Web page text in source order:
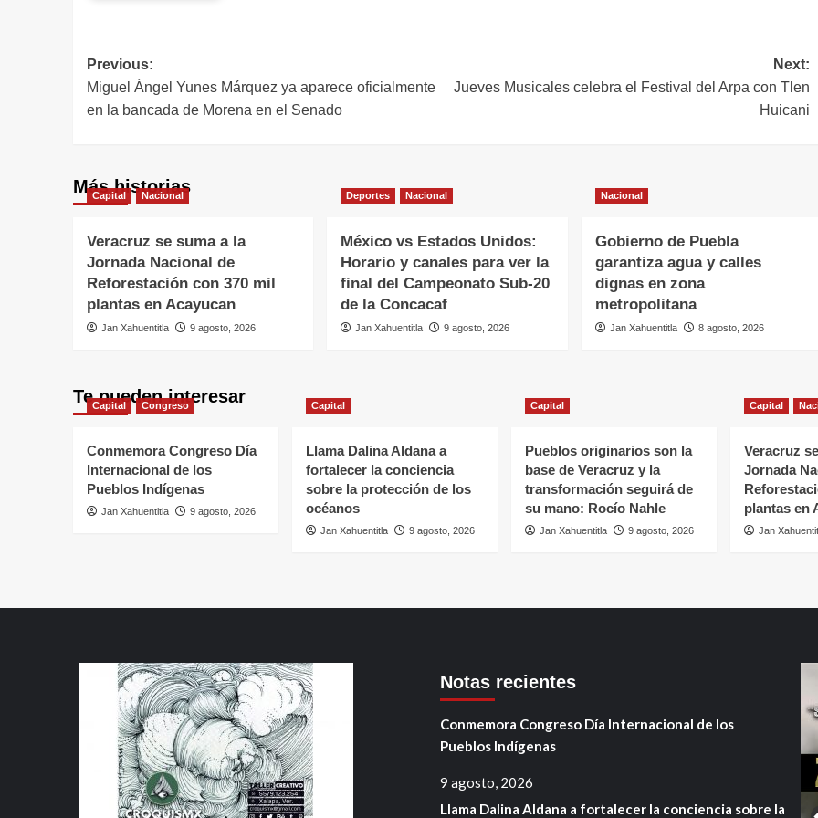
Previous:
Miguel Ángel Yunes Márquez ya aparece oficialmente
en la bancada de Morena en el Senado
Next:
Jueves Musicales celebra el Festival del Arpa con Tlen
Huicani
Más historias
Capital Nacional
Veracruz se suma a la
Jornada Nacional de
Reforestación con 370 mil
plantas en Acayucan
Jan Xahuentitla 9 agosto, 2026
Deportes Nacional
México vs Estados Unidos:
Horario y canales para ver la
final del Campeonato Sub-20
de la Concacaf
Jan Xahuentitla 9 agosto, 2026
Nacional
Gobierno de Puebla
garantiza agua y calles
dignas en zona
metropolitana
Jan Xahuentitla 8 agosto, 2026
Te pueden interesar
Capital Congreso
Conmemora Congreso Día
Internacional de los
Pueblos Indígenas
Jan Xahuentitla 9 agosto, 2026
Capital
Llama Dalina Aldana a
fortalecer la conciencia
sobre la protección de los
océanos
Jan Xahuentitla 9 agosto, 2026
Capital
Pueblos originarios son la
base de Veracruz y la
transformación seguirá de
su mano: Rocío Nahle
Jan Xahuentitla 9 agosto, 2026
Capital
Veracruz
Jornada
plantas en
Jan
Notas recientes
Conmemora Congreso Día Internacional de los
Pueblos Indígenas
9 agosto, 2026
Llama Dalina Aldana a fortalecer la conciencia sobre la